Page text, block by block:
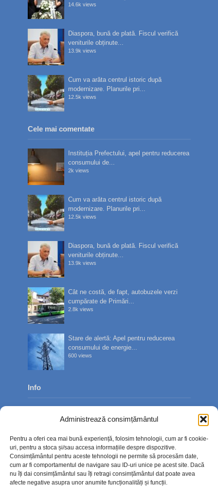
Administrează consimțământul
Pentru a oferi cea mai bună experiență, folosim tehnologii, cum ar fi cookie-
uri, pentru a stoca și/sau accesa informațiile despre dispozitive.
Consimțământul pentru aceste tehnologii ne permite să procesăm date,
cum ar fi comportamentul de navigare sau ID-uri unice pe acest site. Dacă
nu îți dai consimțământul sau îți retragi consimțământul dat poate avea
afecte negative asupra unor anumite funcționalități și funcții.
14.6k views
Diaspora, bună de plată. Fiscul verifică
veniturile obținute...
13.9k views
Cum va arăta centrul istoric după
modernizare. Planurile pri...
12.5k views
Cele mai comentate
Instituția Prefectului, apel pentru reducerea
consumului de...
2k views
Cum va arăta centrul istoric după
modernizare. Planurile pri...
12.5k views
Diaspora, bună de plată. Fiscul verifică
veniturile obținute...
13.9k views
Cât ne costă, de fapt, autobuzele verzi
cumpărate de Primări...
2.8k views
Stare de alertă: Apel pentru reducerea
consumului de energie...
600 views
Info
Contact
Politica de confidențialitate
Politică cookie-uri (UE)